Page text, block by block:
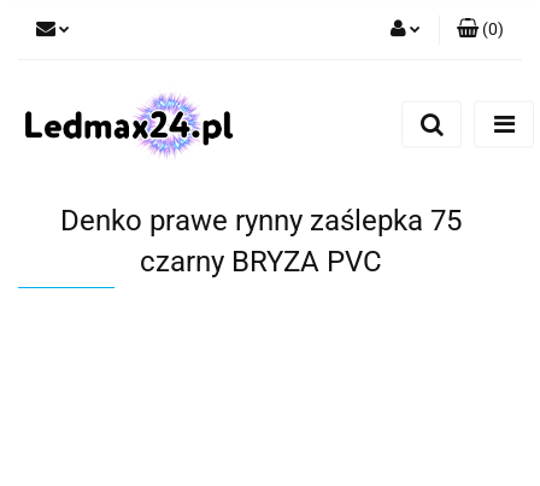
(0)
Denko prawe rynny zaślepka 75
czarny BRYZA PVC